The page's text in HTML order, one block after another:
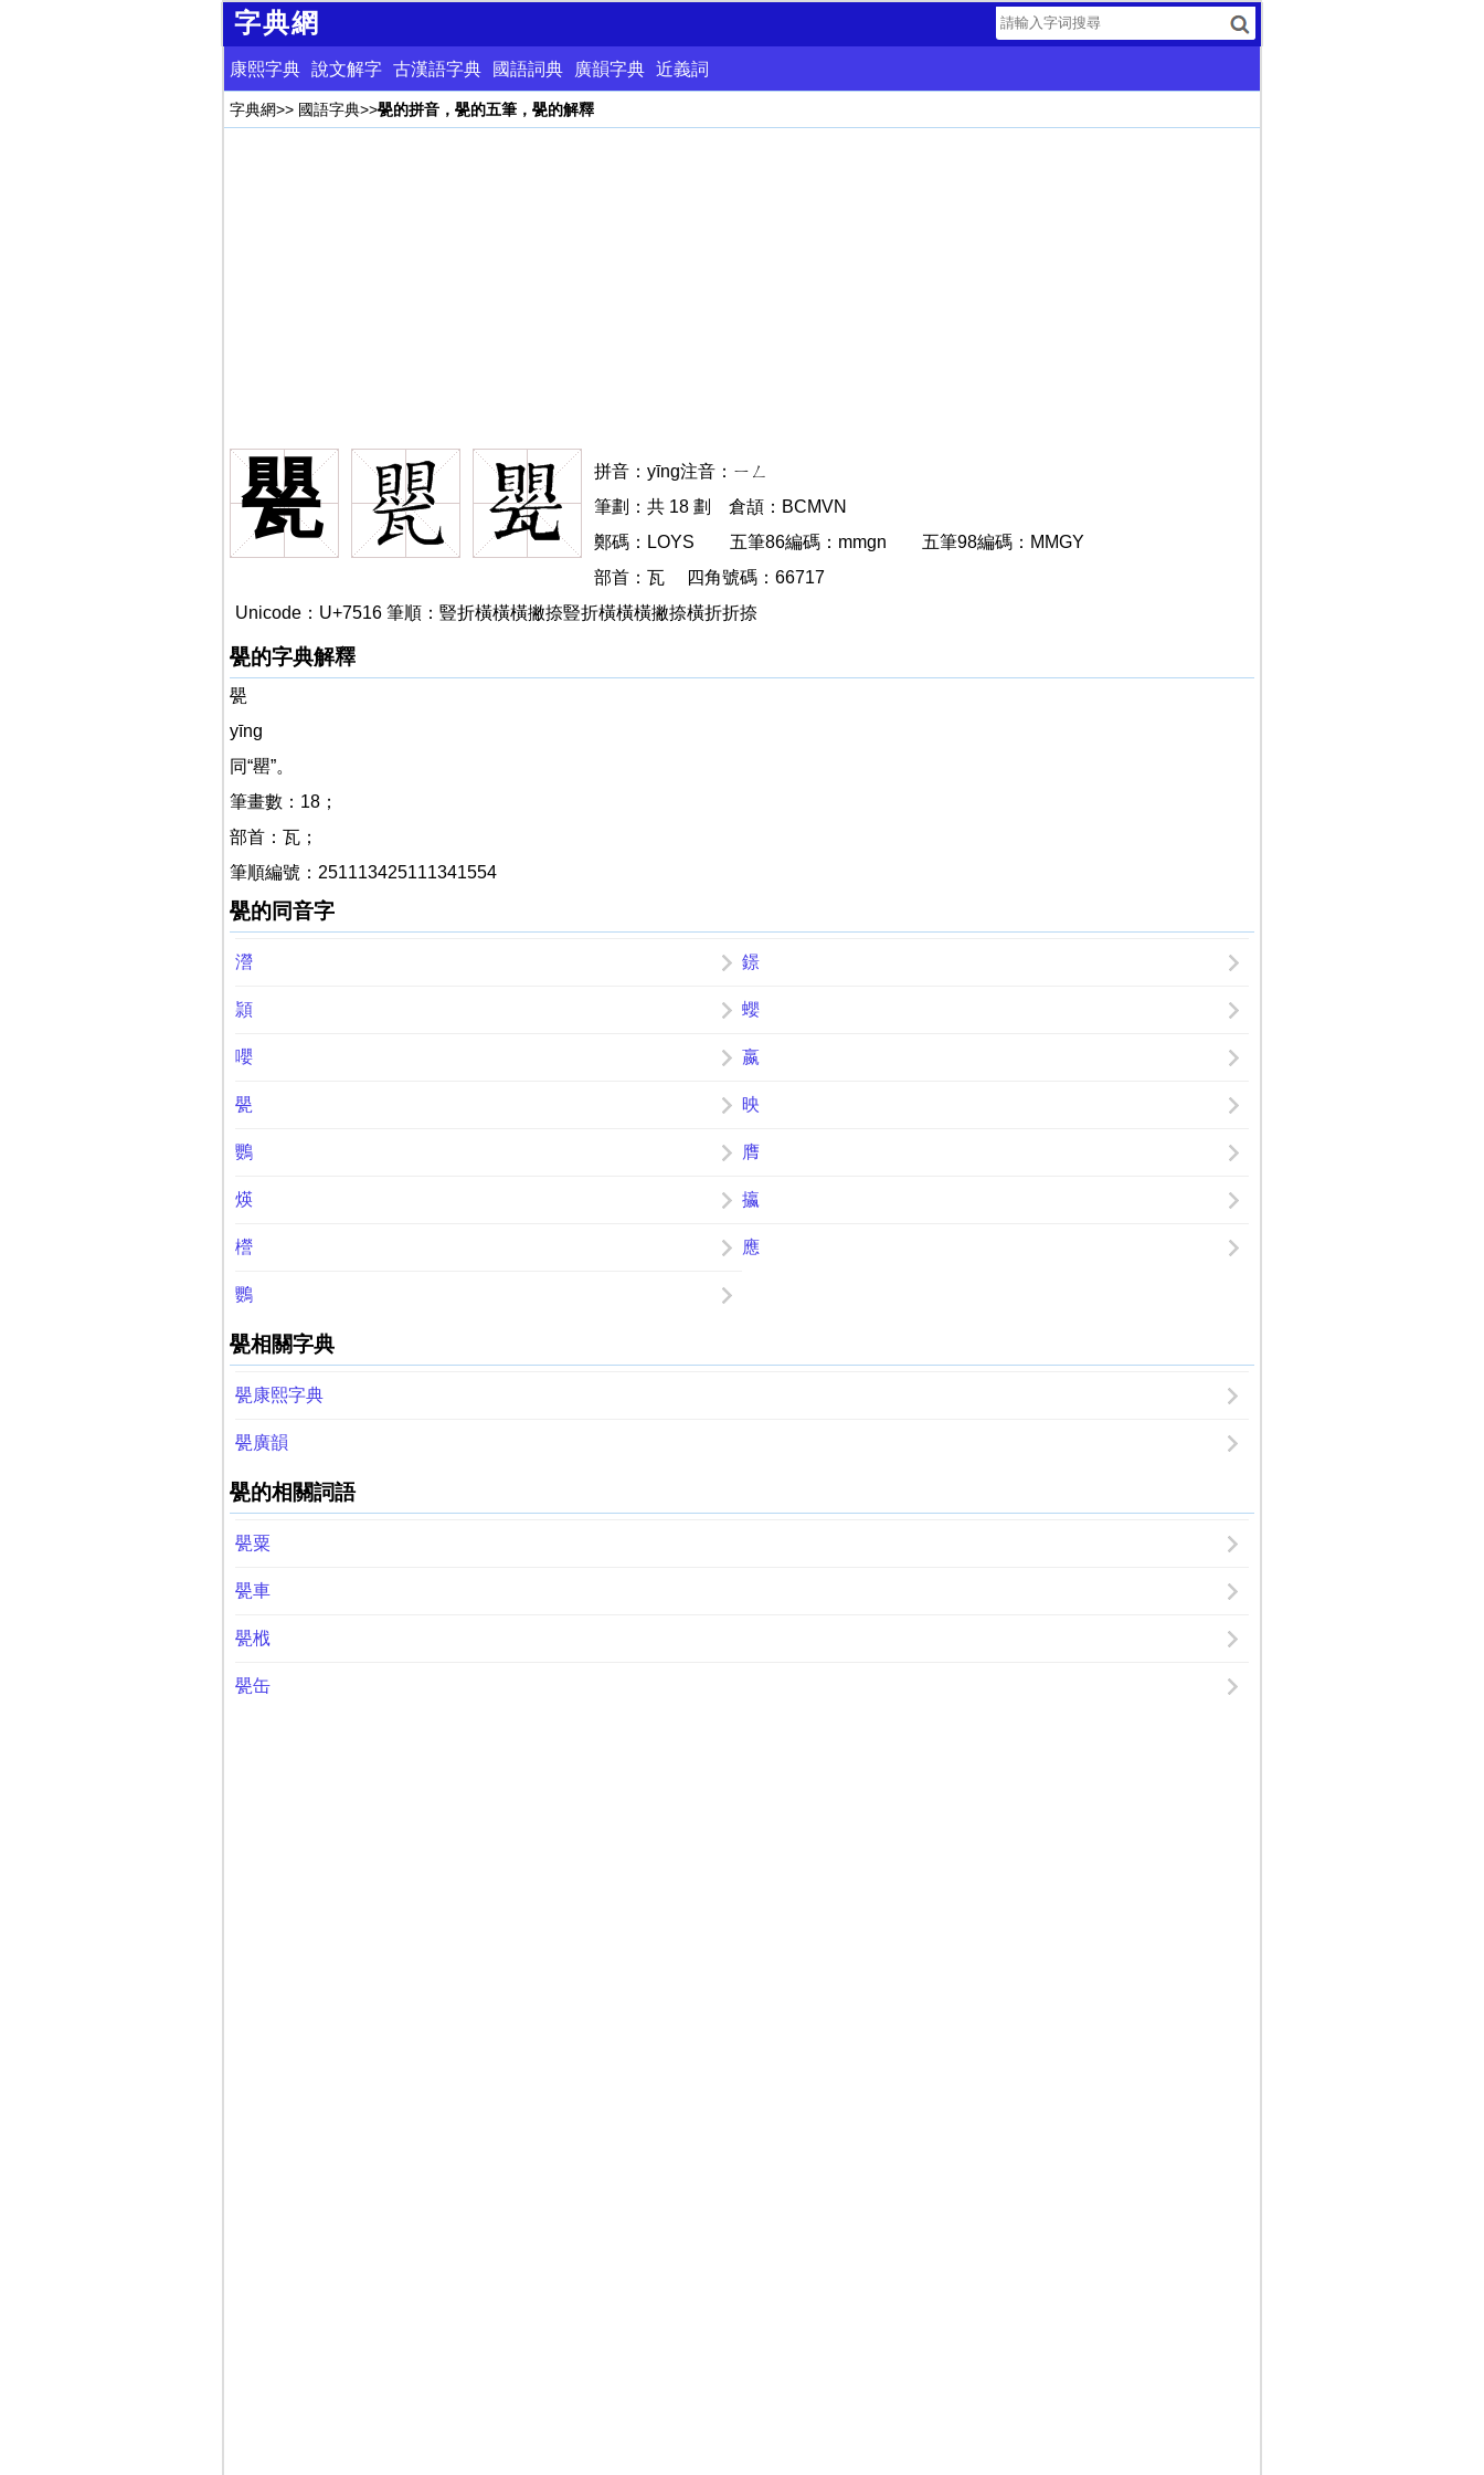
字典網
康熙字典 說文解字 古漢語字典 國語詞典 廣韻字典 近義詞
字典網>> 國語字典>>甖的拼音，甖的五筆，甖的解釋
甖
拼音：yīng注音：ㄧㄥ
筆劃：共 18 劃
倉頡：BCMVN
鄭碼：LOYS
五筆86編碼：mmgn
五筆98編碼：MMGY
部首：瓦 四角號碼：66717
Unicode：U+7516 筆順：豎折橫橫橫撇捺豎折橫橫橫撇捺橫折折捺
甖的字典解釋
甖
yīng
同“罌”。
筆畫數：18；
部首：瓦；
筆順編號：251113425111341554
甖的同音字
瀯 鐛
頴 蠳
嚶 嬴
甖 映
鸚 膺
煐 攍
櫿 應
鸚
甖相關字典
甖康熙字典
甖廣韻
甖的相關詞語
甖粟
甖車
甖栰
甖缶